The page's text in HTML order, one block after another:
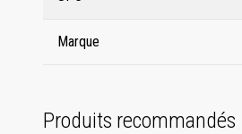
Marque
Produits recommandés